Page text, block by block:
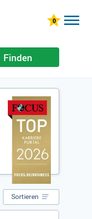
Finden
Sortieren